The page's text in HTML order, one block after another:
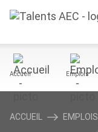
Accueil Emplois
ACCUEIL EMPLOIS